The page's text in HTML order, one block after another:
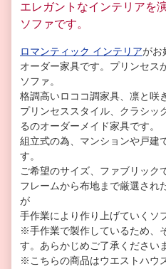
エレガントなインテリアを
ソファです。
ロマンティック インテリアがお
オーダー家具です。 プリンセス
ソファ。
格調高いロココ調家具、凛と咲
プリンセススタイル、クラシッ
るのオーダーメイド家具です。
組立式の為、マンションや戸建
す。
ご希望のサイズ、ファブリック
フレームから布地まで厳選され
が
手作業により作り上げていくソ
※手作業で製作しているため、
す。あらかじめご了承ください
※こちらの商品はウエストハウ